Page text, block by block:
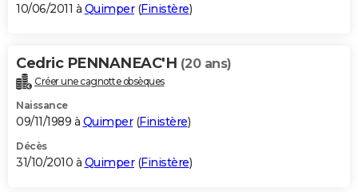
10/06/2011 à Quimper(Finistère)
Cedric PENNANEAC'H (20 ans)
Créer une cagnotte obsèques
Naissance
09/11/1989 à Quimper(Finistère)
Décès
31/10/2010 à Quimper(Finistère)